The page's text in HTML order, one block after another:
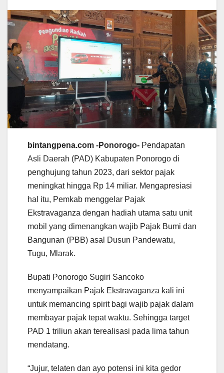
bintangpena.com -Ponorogo- Pendapatan
Asli Daerah (PAD) Kabupaten Ponorogo di
penghujung tahun 2023, dari sektor pajak
meningkat hingga Rp 14 miliar. Mengapresiasi
hal itu, Pemkab menggelar Pajak
Ekstravaganza dengan hadiah utama satu unit
mobil yang dimenangkan wajib Pajak Bumi dan
Bangunan (PBB) asal Dusun Pandewatu,
Tugu, Mlarak.
Bupati Ponorogo Sugiri Sancoko
menyampaikan Pajak Ekstravaganza kali ini
untuk memancing spirit bagi wajib pajak dalam
membayar pajak tepat waktu. Sehingga target
PAD 1 triliun akan terealisasi pada lima tahun
mendatang.
“Jujur, telaten dan ayo potensi ini kita gedor